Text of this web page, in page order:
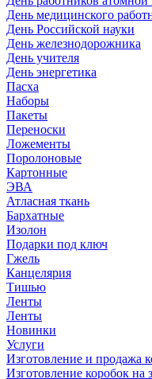
День медицинского
День Российской науки
День железнодорожника
День учителя
День энергетика
Пасха
Наборы
Пакеты
Переноски
Ложементы
Поролоновые
Картонные
ЭВА
Атласная ткань
Бархатные
Изолон
Подарки под ключ
Гжель
Канцелярия
Тишью
Ленты
Ленты
Новинки
Услуги
Изготовление и продажа
Изготовление коробок на